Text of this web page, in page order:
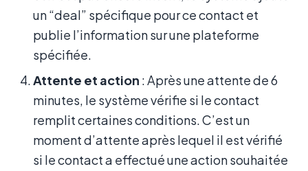
un “deal” spécifique pour ce contact et
publie l’information sur une plateforme
spécifiée.
Attente et action : Après une attente de 6
minutes, le système vérifie si le contact
remplit certaines conditions. C’est un
moment d’attente après lequel il est vérifié
si le contact a effectué une action souhaitée